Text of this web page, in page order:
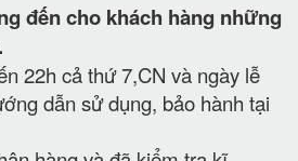
đến cho khách hàng những
22h cả thứ 7,CN và ngày lễ
dẫn sử dụng, bảo hành tại